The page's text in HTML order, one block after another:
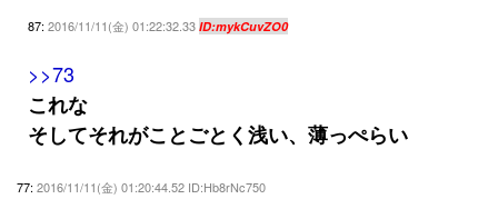
87: 2016/11/11(金) 01:22:32.33 ID:mykCuvZO0
>>73
これな
そしてそれがことごとく浅い、薄っぺらい
77: 2016/11/11(金) 01:20:44.52 ID:Hb8rNc750